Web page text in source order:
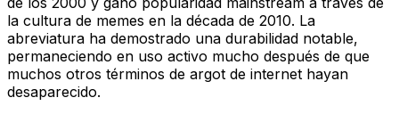
la cultura de memes en la década de 2010. La
abreviatura ha demostrado una durabilidad notable,
permaneciendo en uso activo mucho después de que
muchos otros términos de argot de internet hayan
desaparecido.